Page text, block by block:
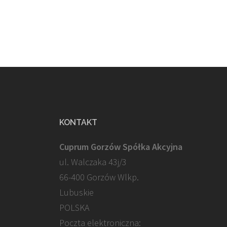
KONTAKT
Cuprum Gorzów Spółka Akcyjna
ul. Walczaka 43j/3
66-400 Gorzów Wlkp.
Lubuskie
POLSKA
Poczta elektroniczna: